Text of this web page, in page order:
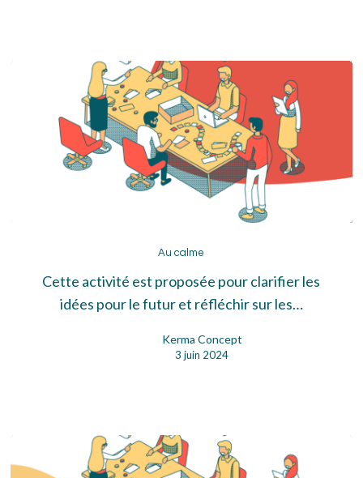
calme
Au calme
Cette activité est proposée pour clarifier les
idées pour le futur et réfléchir sur les…
Kerma Concept
3 juin 2024